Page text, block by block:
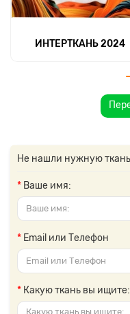
ИНТЕРТКАНЬ 2024
Не нашли нужную
Ваше имя:
Email или Телефон
Какую ткань вы ищите: